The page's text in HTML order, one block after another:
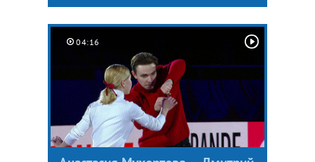
04:16